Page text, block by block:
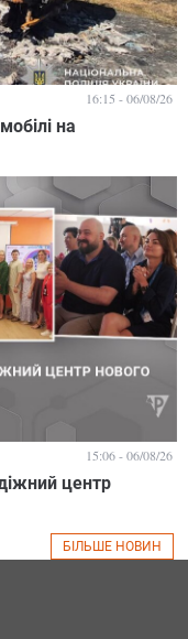
на
16:15 - 06/08/26
центр
15:06 - 06/08/26
БІЛЬШЕ НОВИН